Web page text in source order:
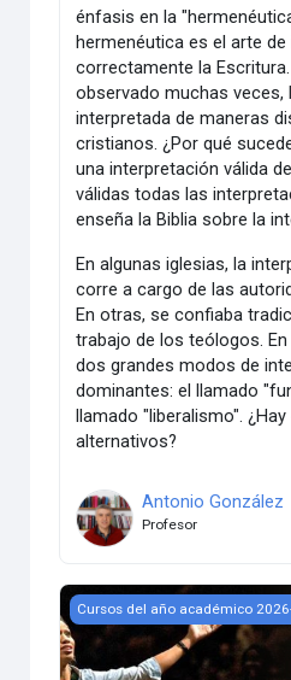
énfasis en la
hermenéutica es el arte
correctamente la
observado muchas veces,
interpretada de maneras
cristianos. ¿Por qué
una interpretación válida
válidas todas las
enseña la Biblia sobre la
En algunas iglesias, la
corre a cargo de las
En otras, se confiaba
trabajo de los teólogos.
dos grandes modos de
dominantes: el llamado
llamado "liberalismo".
alternativos?
Antonio González
Profesor
Teología pastoral y actos
Cursos del año académico